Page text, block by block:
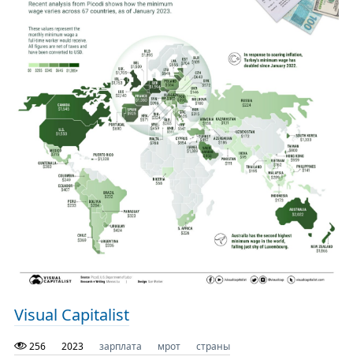
Visual Capitalist
256 2023 зарплата мрот страны